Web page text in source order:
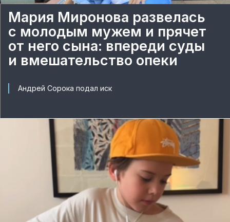
Мария Миронова развелась
с молодым мужем и прячет
от него сына: впереди суды
и вмешательство опеки
Андрей Сорока подал иск